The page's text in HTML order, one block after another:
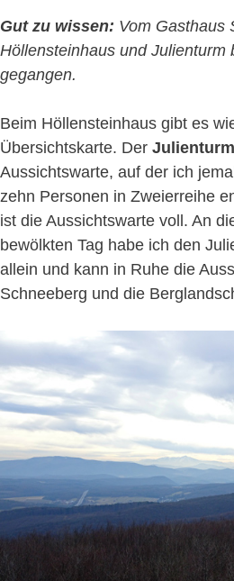
Gut zu wissen: Vom Gasthaus
Höllensteinhaus und Julienturm
gegangen.
Beim Höllensteinhaus gibt es
Übersichtskarte. Der Julienturm
Aussichtswarte, auf der ich
zehn Personen in Zweierreihe
ist die Aussichtswarte voll. An
bewölkten Tag habe ich den
allein und kann in Ruhe die
Schneeberg und die